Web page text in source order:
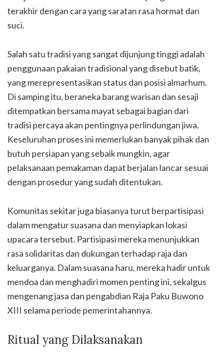
terakhir dengan cara yang saratan rasa hormat dan
suci.
Salah satu tradisi yang sangat dijunjung tinggi adalah
penggunaan pakaian tradisional yang disebut batik,
yang merepresentasikan status dan posisi almarhum.
Di samping itu, beraneka barang warisan dan sesaji
ditempatkan bersama mayat sebagai bagian dari
tradisi percaya akan pentingnya perlindungan jiwa.
Keseluruhan proses ini memerlukan banyak pihak dan
butuh persiapan yang sebaik mungkin, agar
pelaksanaan pemakaman dapat berjalan lancar sesuai
dengan prosedur yang sudah ditentukan.
Komunitas sekitar juga biasanya turut berpartisipasi
dalam mengatur suasana dan menyiapkan lokasi
upacara tersebut. Partisipasi mereka menunjukkan
rasa solidaritas dan dukungan terhadap raja dan
keluarganya. Dalam suasana haru, mereka hadir untuk
mendoa dan menghadiri momen penting ini, sekalgus
mengenang jasa dan pengabdian Raja Paku Buwono
XIII selama periode pemerintahannya.
Ritual yang Dilaksanakan